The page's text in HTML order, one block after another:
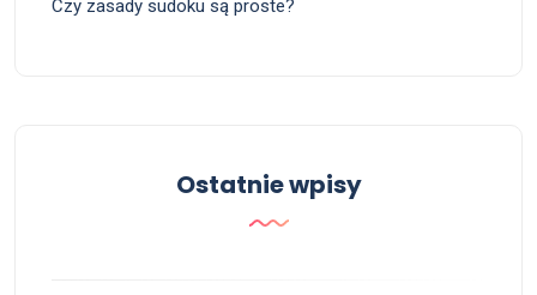
Czy zasady sudoku są proste?
Ostatnie wpisy